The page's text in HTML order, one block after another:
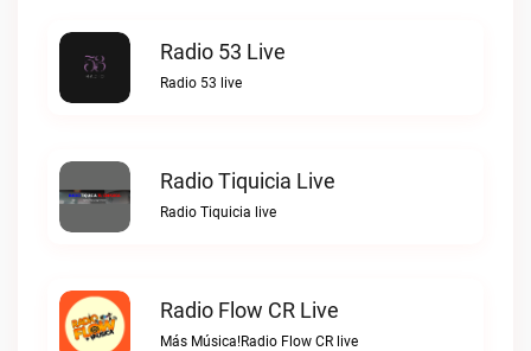
Radio 53 Live
Radio 53 live
Radio Tiquicia Live
Radio Tiquicia live
Radio Flow CR Live
Más Música!Radio Flow CR live